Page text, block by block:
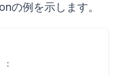
の例を示します。